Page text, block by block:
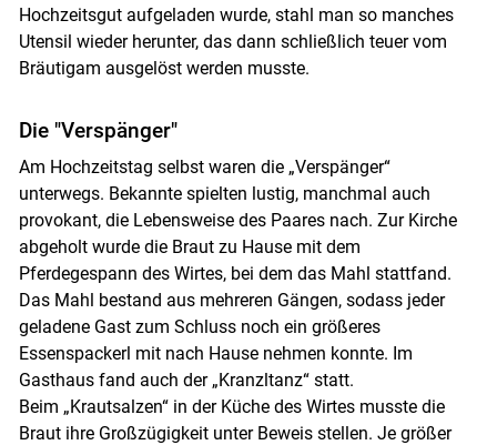
Hochzeits­gut aufgeladen wurde, stahl man so man­ches
Utensil wieder herunter, das dann schließlich teuer vom
Bräutigam ausgelöst werden musste.
Die "Verspänger"
Am Hoch­zeitstag selbst waren die „Verspänger“
unterwegs. Be­kannte spielten lustig, manchmal auch
provokant, die Le­bensweise des Paares nach. Zur Kirche
abgeholt wurde die Braut zu Hause mit dem
Pferdegespann des Wirtes, bei dem das Mahl stattfand.
Das Mahl bestand aus mehreren Gängen, sodass jeder
geladene Gast zum Schluss noch ein größeres
Essenspackerl mit nach Hause nehmen konnte. Im
Gasthaus fand auch der „Kranzltanz“ statt.
Beim „Krautsalzen“ in der Küche des Wirtes musste die
Braut ihre Großzügigkeit unter Beweis stellen. Je größer